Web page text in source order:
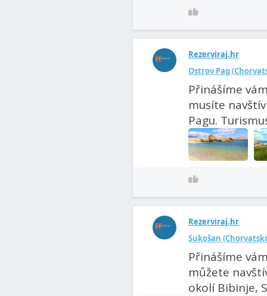
Rezerviraj.hr
Ostrov Pag
Přinášíme
musíte
Pagu.
Rezerviraj.hr
Sukošan
Přinášíme
můžete
okolí Bibinje,